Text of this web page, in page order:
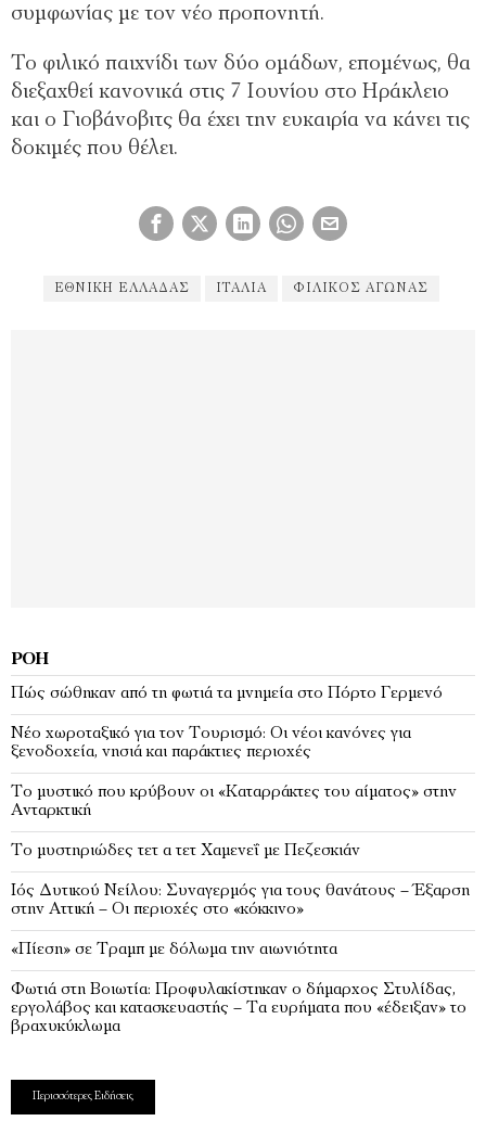
συμφωνίας με τον νέο προπονητή.
Το φιλικό παιχνίδι των δύο ομάδων, επομένως, θα
διεξαχθεί κανονικά στις 7 Ιουνίου στο Ηράκλειο
και ο Γιοβάνοβιτς θα έχει την ευκαιρία να κάνει τις
δοκιμές που θέλει.
ΕΘΝΙΚΉ ΕΛΛΆΔΑΣ ΙΤΑΛΊΑ ΦΙΛΙΚΌΣ ΑΓΏΝΑΣ
ΡΟΉ
Πώς σώθηκαν από τη φωτιά τα μνημεία στο Πόρτο Γερμενό
Νέο χωροταξικό για τον Τουρισμό: Οι νέοι κανόνες για
ξενοδοχεία, νησιά και παράκτιες περιοχές
Το μυστικό που κρύβουν οι «Καταρράκτες του αίματος» στην
Ανταρκτική
Το μυστηριώδες τετ α τετ Χαμενεΐ με Πεζεσκιάν
Ιός Δυτικού Νείλου: Συναγερμός για τους θανάτους – Έξαρση
στην Αττική – Οι περιοχές στο «κόκκινο»
«Πίεση» σε Τραμπ με δόλωμα την αιωνιότητα
Φωτιά στη Βοιωτία: Προφυλακίστηκαν ο δήμαρχος Στυλίδας,
εργολάβος και κατασκευαστής – Τα ευρήματα που «έδειξαν» το
βραχυκύκλωμα
Περισσότερες Ειδήσεις